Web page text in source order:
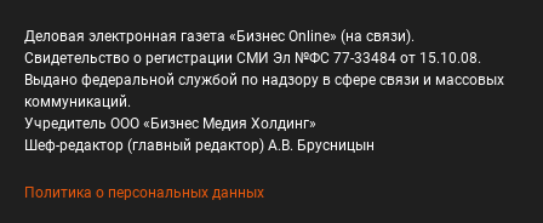
Деловая электронная газета «Бизнес Online» (на связи).
Свидетельство о регистрации СМИ Эл №ФС 77-33484 от 15.10.08.
Выдано федеральной службой по надзору в сфере связи и массовых
коммуникаций.
Учредитель ООО «Бизнес Медия Холдинг»
Шеф-редактор (главный редактор) А.В. Брусницын
Политика о персональных данных